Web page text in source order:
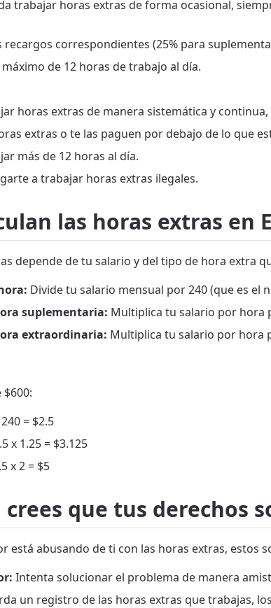
trabajar horas extras de forma ocasional,
recargos correspondientes (25% para
de 12 horas de trabajo al día.
horas extras de manera sistemática y
extras o te las paguen por debajo de lo que
más de 12 horas al día.
a trabajar horas extras ilegales.
las horas extras en
depende de tu salario y del tipo de hora extra
Divide tu salario mensual por 240 (que es el
suplementaria: Multiplica tu salario por hora
extraordinaria: Multiplica tu salario por hora
= $2.5
x 1.25 = $3.125
x 2 = $5
crees que tus derechos
está abusando de ti con las horas extras, estos
Intenta solucionar el problema de manera
un registro de las horas extras que trabajas,